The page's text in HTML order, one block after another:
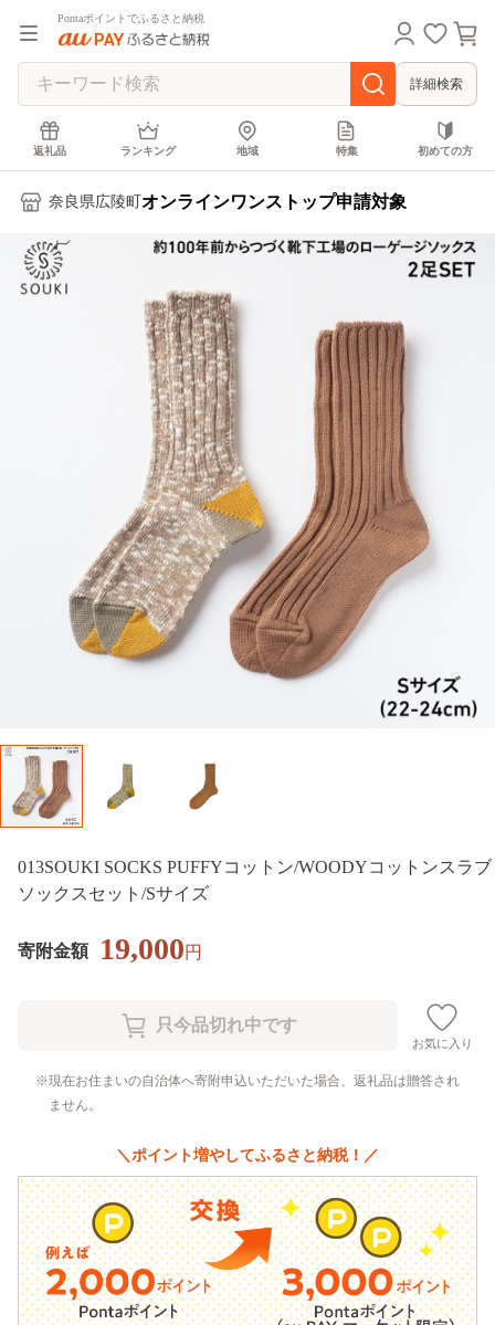
Pontaポイントでふるさと納税
詳細検索
返礼品 ランキング 地域 特集 初めての方
奈良県広陵町 オンラインワンストップ申請対象
013SOUKI SOCKS PUFFYコットン/WOODYコットンスラブ
ソックスセット/Sサイズ
寄附金額 19,000円
お気に入り
現在お住まいの自治体へ寄附申込いただいた場合、返礼品は贈答され
ません。
＼ポイント増やしてふるさと納税！／